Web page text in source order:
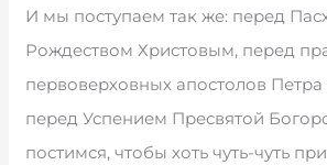
И мы поступаем так же: перед
Рождеством Христовым, перед
первоверховных апостолов
перед Успением Пресвятой
постимся, чтобы хоть чуть-чуть